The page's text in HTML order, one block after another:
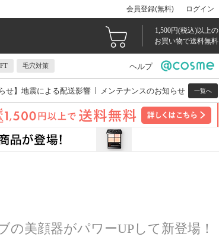
会員登録(無料) ログイン
1,500円(税込)以上の
お買い物で送料無料
毛穴対策 ヘルプ
せ】 地震による配送影響 メンテナンスのお知らせ 一覧へ
の美顔器がパワーUPして新登場！